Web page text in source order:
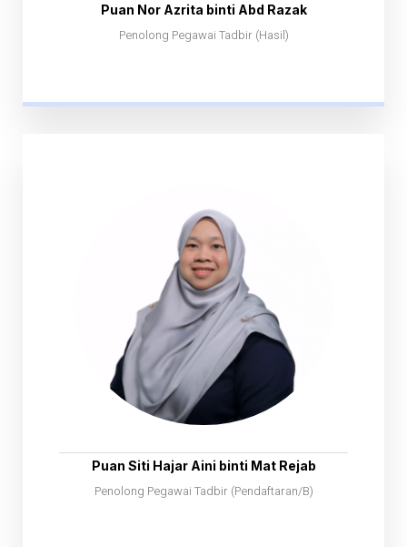
Puan Nor Azrita binti Abd Razak
Penolong Pegawai Tadbir (Hasil)
Puan Siti Hajar Aini binti Mat Rejab
Penolong Pegawai Tadbir (Pendaftaran/B)